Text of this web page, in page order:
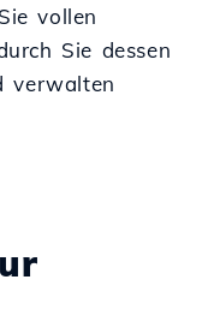
vollen
Sie dessen
verwalten